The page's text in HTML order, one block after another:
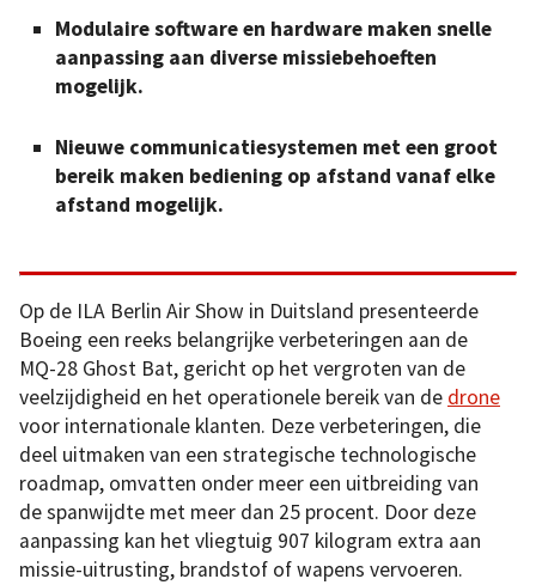
Modulaire software en hardware maken snelle
aanpassing aan diverse missiebehoeften
mogelijk.
Nieuwe communicatiesystemen met een groot
bereik maken bediening op afstand vanaf elke
afstand mogelijk.
Op de ILA Berlin Air Show in Duitsland presenteerde
Boeing een reeks belangrijke verbeteringen aan de
MQ-28 Ghost Bat, gericht op het vergroten van de
veelzijdigheid en het operationele bereik van de drone
voor internationale klanten. Deze verbeteringen, die
deel uitmaken van een strategische technologische
roadmap, omvatten onder meer een uitbreiding van
de spanwijdte met meer dan 25 procent. Door deze
aanpassing kan het vliegtuig 907 kilogram extra aan
missie-uitrusting, brandstof of wapens vervoeren.